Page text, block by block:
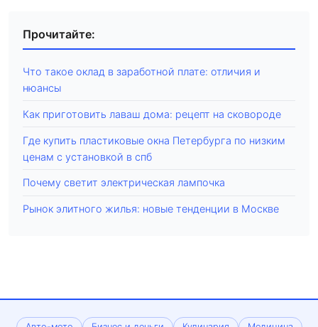
Прочитайте:
Что такое оклад в заработной плате: отличия и
нюансы
Как приготовить лаваш дома: рецепт на сковороде
Где купить пластиковые окна Петербурга по низким
ценам с установкой в спб
Почему светит электрическая лампочка
Рынок элитного жилья: новые тенденции в Москве